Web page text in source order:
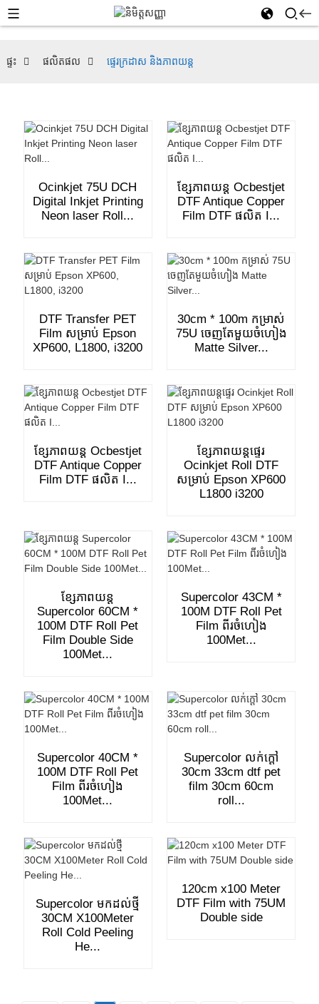
ផ្ទះ ផលិតផល ផ្ទេរក្រដាស និងភាពយន្ត
Ocinkjet 75U DCH
Digital Inkjet Printing
Neon laser Roll...
ខ្សែភាពយន្ត Ocbestjet
DTF Antique Copper
Film DTF ផលិត I...
DTF Transfer PET
Film សម្រាប់ Epson
XP600, L1800, i3200
30cm * 100m កម្រាស់
75U ចេញតែមួយចំហៀង
Matte Silver...
ខ្សែភាពយន្ត Ocbestjet
DTF Antique Copper
Film DTF ផលិត I...
ខ្សែភាពយន្តផ្ទេរ
Ocinkjet Roll DTF
សម្រាប់ Epson XP600
L1800 i3200
ខ្សែភាពយន្ត
Supercolor 60CM *
100M DTF Roll Pet
Film Double Side
100Met...
Supercolor 43CM *
100M DTF Roll Pet
Film ពីរចំហៀង
100Met...
Supercolor 40CM *
100M DTF Roll Pet
Film ពីរចំហៀង
100Met...
Supercolor លក់ក្តៅ
30cm 33cm dtf pet
film 30cm 60cm
roll...
Supercolor មកដល់ថ្មី
30CM X100Meter
Roll Cold Peeling
He...
120cm x100 Meter
DTF Film with 75UM
Double side